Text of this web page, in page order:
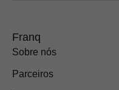
Franq
Sobre nós
Parceiros